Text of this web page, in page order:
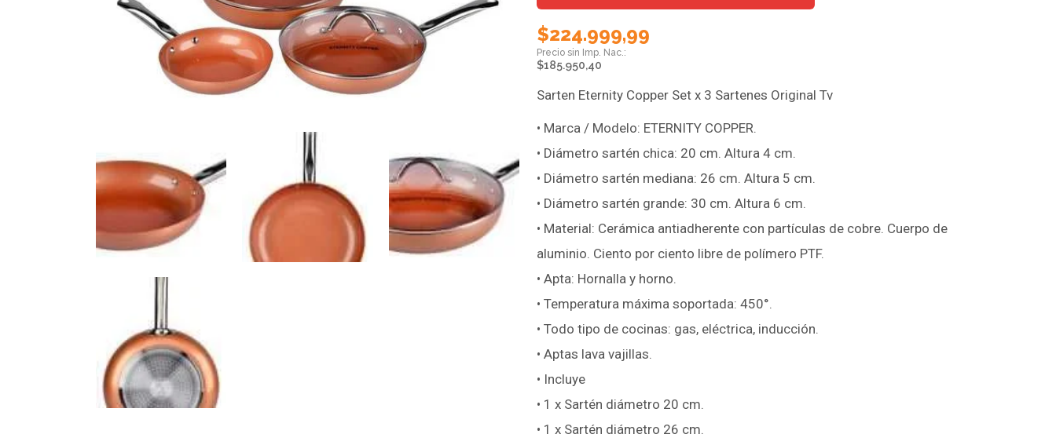
$224.999,99
$185.950,40
Sarten Eternity Copper Set x 3 Sartenes Original Tv
• Marca / Modelo: ETERNITY COPPER.
• Diámetro sartén chica: 20 cm. Altura 4 cm.
• Diámetro sartén mediana: 26 cm. Altura 5 cm.
• Diámetro sartén grande: 30 cm. Altura 6 cm.
• Material: Cerámica antiadherente con partículas de cobre. Cuerpo de
aluminio. Ciento por ciento libre de polímero PTF.
• Apta: Hornalla y horno.
• Temperatura máxima soportada: 450°.
• Todo tipo de cocinas: gas, eléctrica, inducción.
• Aptas lava vajillas.
• Incluye
• 1 x Sartén diámetro 20 cm.
• 1 x Sartén diámetro 26 cm.